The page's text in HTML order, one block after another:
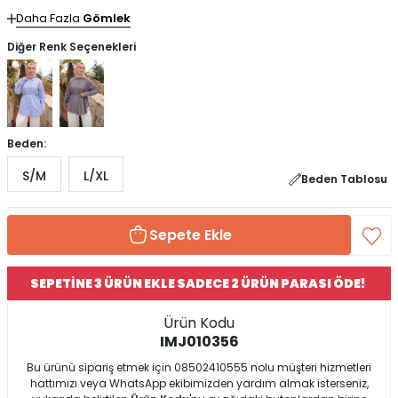
Daha Fazla Gömlek
Diğer Renk Seçenekleri
Beden:
S/M L/XL Beden Tablosu
Sepete Ekle
SEPETİNE 3 ÜRÜN EKLE SADECE 2 ÜRÜN PARASI ÖDE!
Ürün Kodu
IMJ010356
Bu ürünü sipariş etmek için 08502410555 nolu müşteri hizmetleri
hattımızı veya WhatsApp ekibimizden yardım almak isterseniz,